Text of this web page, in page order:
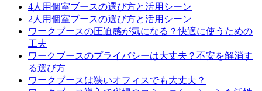
4人用個室ブースの選び方と活用シーン
2人用個室ブースの選び方と活用シーン
ワークブースの圧迫感が気になる？快適に使うための
工夫
ワークブースのプライバシーは大丈夫？不安を解消す
る選び方
ワークブースは狭いオフィスでも大丈夫？